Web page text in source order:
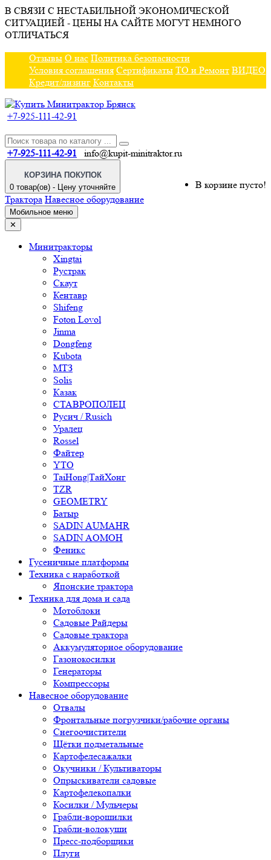
В СВЯЗИ С НЕСТАБИЛЬНОЙ ЭКОНОМИЧЕСКОЙ
СИТУАЦИЕЙ - ЦЕНЫ НА САЙТЕ МОГУТ НЕМНОГО
ОТЛИЧАТЬСЯ
Отзывы О нас Политика безопасности
Условия соглашения Сертификаты ТО и Ремонт ВИДЕО
Кредит/лизинг Контакты
+7-925-111-42-91
+7-925-111-42-91 info@kupit-minitraktor.ru
КОРЗИНА ПОКУПОК
0 товар(ов) - Цену уточняйте
В корзине пусто!
Трактора Навесное оборудование
Мобильное меню
✕
Минитракторы
Xingtai
Рустрак
Скаут
Кентавр
Shifeng
Foton Lovol
Jinma
Dongfeng
Kubota
МТЗ
Solis
Казак
СТАВРОПОЛЕЦ
Русич / Rusich
Уралец
Rossel
Файтер
YTO
TaiHong|ТайХонг
TZR
GEOMETRY
Батыр
SADIN AUMAHR
SADIN AOMOH
Феникс
Гусеничные платформы
Техника с наработкой
Японские трактора
Техника для дома и сада
Мотоблоки
Садовые Райдеры
Садовые трактора
Аккумуляторное оборудование
Газонокосилки
Генераторы
Компрессоры
Навесное оборудование
Отвалы
Фронтальные погрузчики/рабочие органы
Снегоочистители
Щётки подметальные
Картофелесажалки
Окучники / Культиваторы
Опрыскиватели садовые
Картофелекопалки
Косилки / Мульчеры
Грабли-ворошилки
Грабли-волокуши
Пресс-подборщики
Плуги